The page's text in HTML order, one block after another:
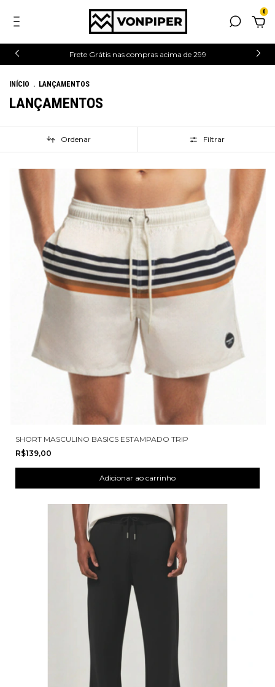
0
Frete Grátis nas compras acima de 299
INÍCIO . LANÇAMENTOS
LANÇAMENTOS
Ordenar Filtrar
SHORT MASCULINO BASICS ESTAMPADO TRIP
R$139,00